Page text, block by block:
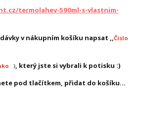
termolahev-590ml-s-vlastnim-
v nákupním košíku napsat ,,Číslo
), který jste si vybrali k potisku :)
pod tlačítkem, přidat do košíku...